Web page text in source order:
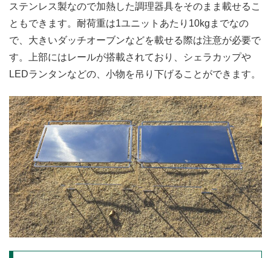
ステンレス製なので加熱した調理器具をそのまま載せるこ
ともできます。耐荷重は1ユニットあたり10kgまでなの
で、大きいダッチオーブンなどを載せる際は注意が必要で
す。上部にはレールが搭載されており、シェラカップや
LEDランタンなどの、小物を吊り下げることができます。